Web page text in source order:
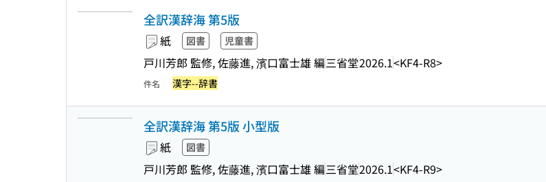
全訳漢辞海 第5版
紙 図書 児童書
戸川芳郎 監修, 佐藤進, 濱口富士雄 編三省堂2026.1<KF4-R8>
件名 漢字--辞書
全訳漢辞海 第5版 小型版
紙 図書
戸川芳郎 監修, 佐藤進, 濱口富士雄 編三省堂2026.1<KF4-R9>